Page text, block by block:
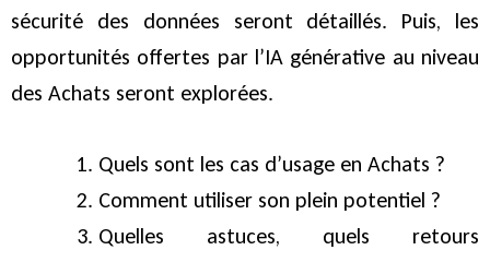
sécurité des données seront détaillés. Puis, les
opportunités offertes par l’IA générative au niveau
des Achats seront explorées.
Quels sont les cas d’usage en Achats ?
Comment utiliser son plein potentiel ?
Quelles astuces, quels retours